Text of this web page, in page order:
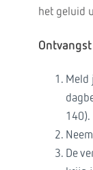
het geluid
Meld
140).
De